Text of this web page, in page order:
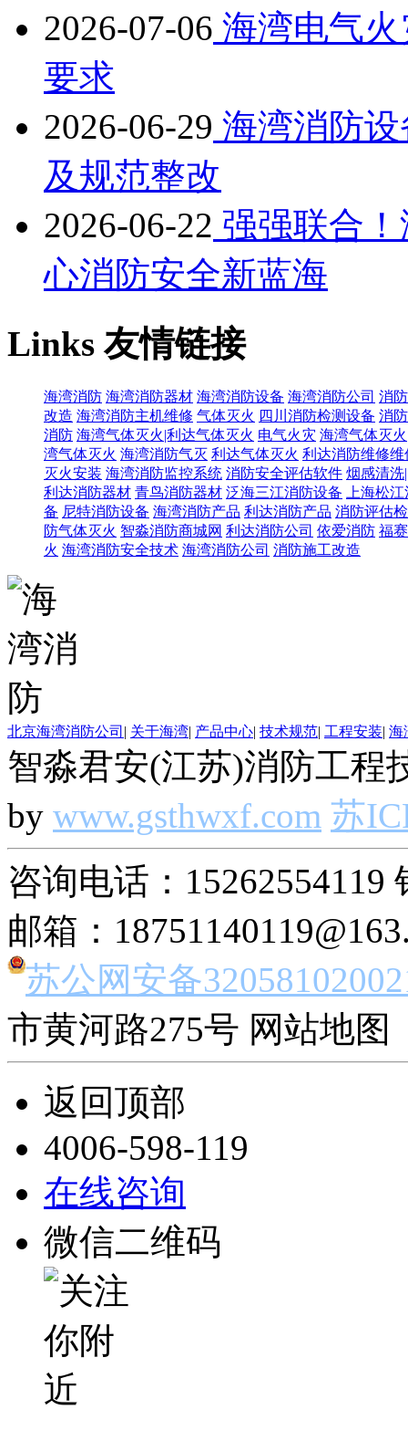
2026-07-06 海湾电气
要求
2026-06-29 海湾消防
及规范整改
2026-06-22 强强联合
心消防安全新蓝海
Links友情链接
海湾消防 海湾消防器材 海湾消防设备 海湾消防公司 消
改造 海湾消防主机维修 气体灭火 四川消防检测设备 消
消防 海湾气体灭火|利达气体灭火 电气火灾 海湾气体灭
湾气体灭火 海湾消防气灭 利达气体灭火 利达消防维修维
灭火安装 海湾消防监控系统 消防安全评估软件 烟感清洗
利达消防器材 青鸟消防器材 泛海三江消防设备
上海松
备 尼特消防设备 海湾消防产品 利达消防产品 消防评估
防气体灭火 智淼消防商城网 利达消防公司 依爱消防 福
火 海湾消防安全技术 海湾消防公司 消防施工改造
北京海湾消防公司 | 关于海湾| 产品中心| 技术规范| 工程安装| 海
智淼君安(江苏)消防工程
by www.gsthwxf.com 苏
咨询电话：15262554119
邮箱：
苏公网安备
市黄河路275号 网站地图
返回顶部
4006-598-119
在线咨询
微信二维码